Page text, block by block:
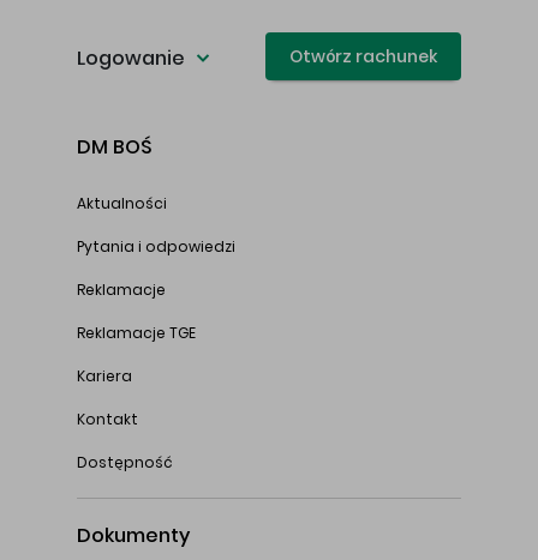
Logowanie Otwórz rachunek
DM BOŚ
Aktualności
Pytania i odpowiedzi
Reklamacje
Reklamacje TGE
Kariera
Kontakt
Dostępność
Dokumenty